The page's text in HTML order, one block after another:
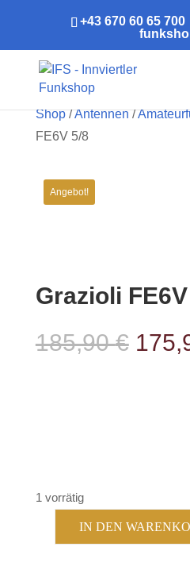
+43 670 60 65 700
Shop/Antennen/
FE6V 5/8
Angebot!
Grazioli
185,90€
1 vorrätig
GrazioliIN DEN